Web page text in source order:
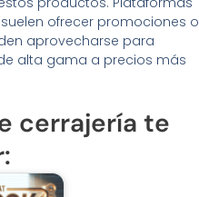
ofrecer promociones o
aprovecharse para
alta gama a precios más
cerrajería te